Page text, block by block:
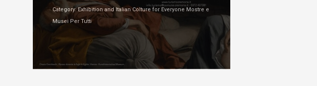
Category: Exhibition and Italian Colture for Everyone Mostre e
Musei Per Tutti